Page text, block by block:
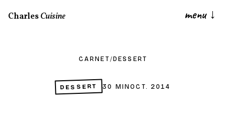
CharlesCuisine menu ↓
CARNET/ DESSERT
DESSERT 30 MINOCT. 2014